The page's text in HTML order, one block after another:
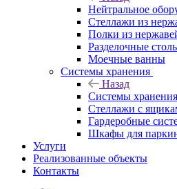
Нейтральное
Стеллажи из
Полки из
Разделочные
Моечные ванны
Системы хранения
Назад
Системы хранения
Стеллажи с
Гардеробные
Шкафы для
Услуги
Реализованные объекты
Контакты